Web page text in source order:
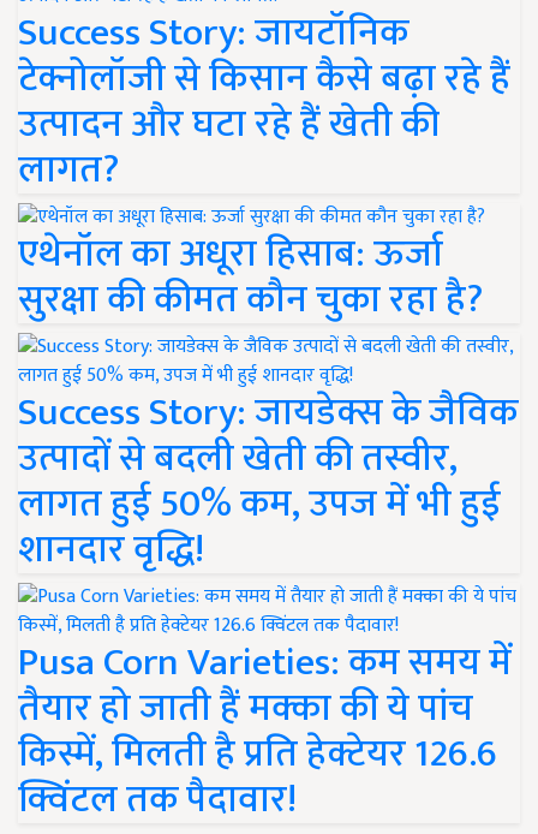
Success Story: जायटॉनिक
टेक्नोलॉजी से किसान कैसे बढ़ा रहे हैं
उत्पादन और घटा रहे हैं खेती की
लागत?
एथेनॉल का अधूरा हिसाब: ऊर्जा
सुरक्षा की कीमत कौन चुका रहा है?
Success Story: जायडेक्स के जैविक
उत्पादों से बदली खेती की तस्वीर,
लागत हुई 50% कम, उपज में भी हुई
शानदार वृद्धि!
Pusa Corn Varieties: कम समय में
तैयार हो जाती हैं मक्का की ये पांच
किस्में, मिलती है प्रति हेक्टेयर 126.6
क्विंटल तक पैदावार!